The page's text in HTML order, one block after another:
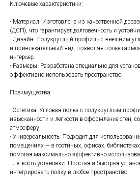
Ключевые характеристики:
- Материал: Изготовлена из качественной
(ДСП), что гарантирует долговечность и
- Дизайн: Полукруглый профиль с внешним
и привлекательный вид, позволяя полке
интерьер.
- Размеры: Разработана специально для
эффективно использовать пространство.
Преимущества:
- Эстетика: Угловая полка с полукруглым
изысканности и легкости в оформление стен,
атмосферу.
- Универсальность: Подходит для
помещениях — в гостиных, офисах, библиотеках
помогая максимально эффективно
- Легкость установки: Простая и быстрая
интегрировать полку в любое пространство.